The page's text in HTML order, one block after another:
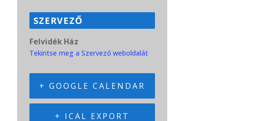
SZERVEZŐ
Felvidék Ház
Tekintse meg a Szervező weboldalát
+ GOOGLE CALENDAR
+ ICAL EXPORT